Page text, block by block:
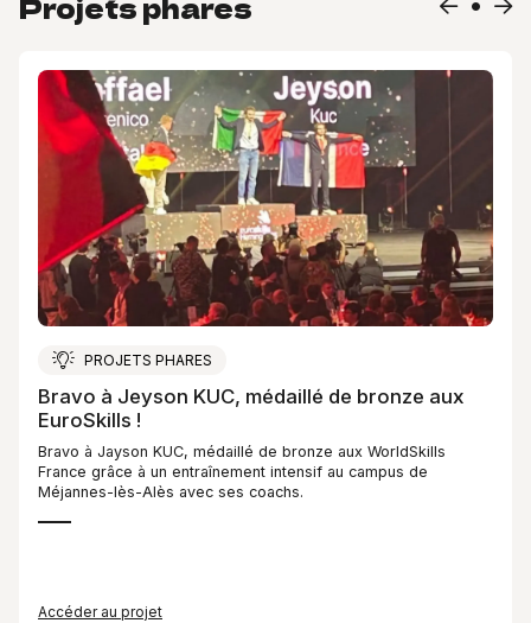
PROJETS PHARES
Bravo à Jeyson KUC, médaillé de bronze aux
EuroSkills !
Bravo à Jayson KUC, médaillé de bronze aux WorldSkills
France grâce à un entraînement intensif au campus de
Méjannes-lès-Alès avec ses coachs.
Accéder au projet